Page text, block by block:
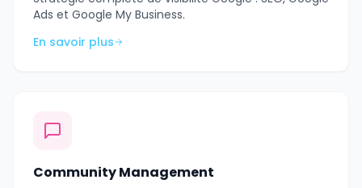
Ads et Google My Business.
En savoir plus
Community Management